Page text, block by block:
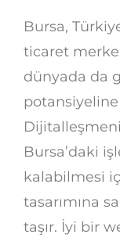
Bursa,
ticaret
dünyada da
Bursa’daki
kalabilmesi
tasarımına
taşır. İyi bir